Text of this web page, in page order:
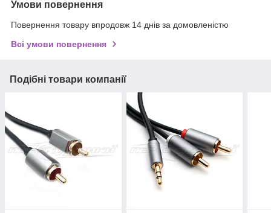
Умови повернення
Повернення товару впродовж 14 днів за домовленістю
Всі умови повернення
Подібні товари компанії